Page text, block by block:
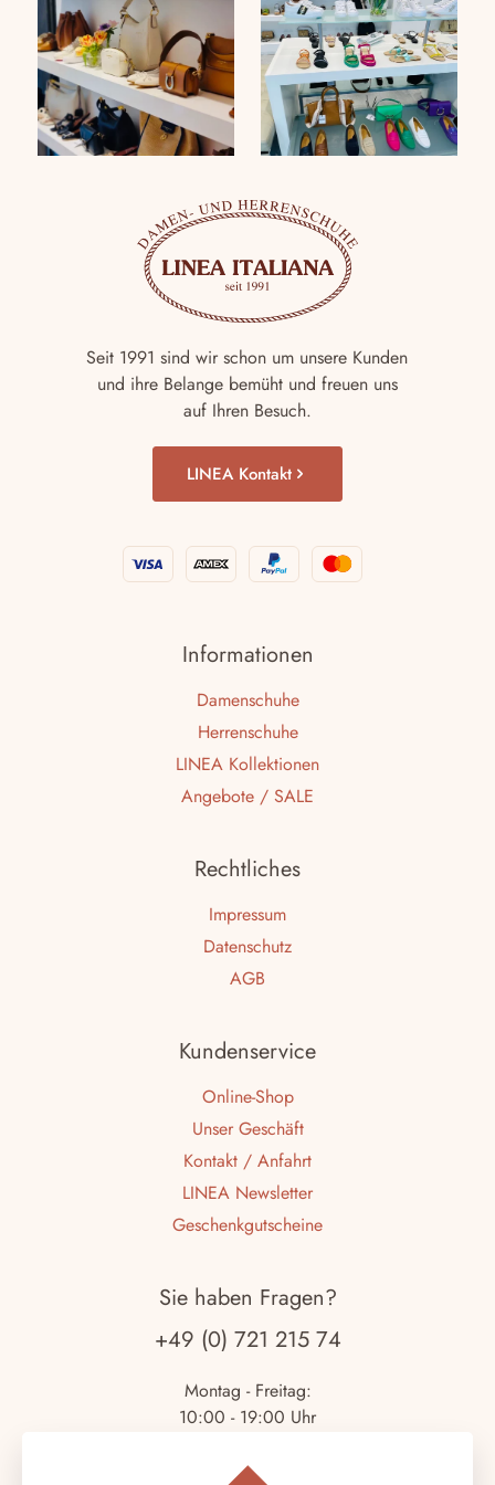
Seit 1991 sind wir schon um unsere Kunden
und ihre Belange bemüht und freuen uns
auf Ihren Besuch.
LINEA Kontakt
Informationen
Damenschuhe
Herrenschuhe
LINEA Kollektionen
Angebote / SALE
Rechtliches
Impressum
Datenschutz
AGB
Kundenservice
Online-Shop
Unser Geschäft
Kontakt / Anfahrt
LINEA Newsletter
Geschenkgutscheine
Sie haben Fragen?
+49 (0) 721 215 74
Montag - Freitag:
10:00 - 19:00 Uhr
Samstag: